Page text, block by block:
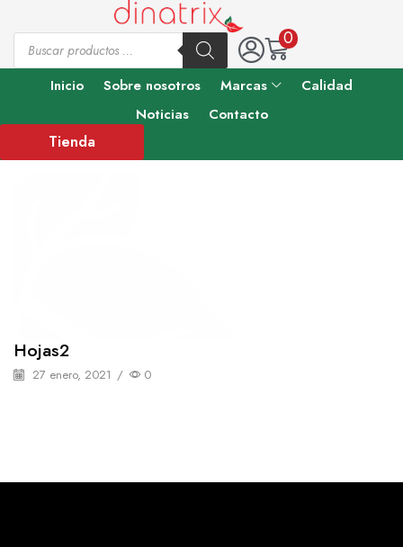
0
Inicio Sobre nosotros Marcas
Calidad
Noticias
Contacto
Tienda
Hojas2
27 enero, 2021 / 0